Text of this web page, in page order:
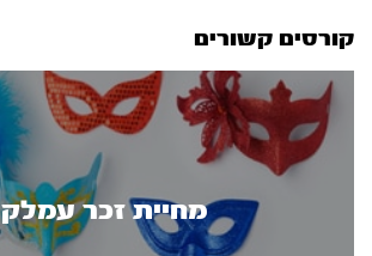
קורסים קשורים
מחיית זכר עמלק